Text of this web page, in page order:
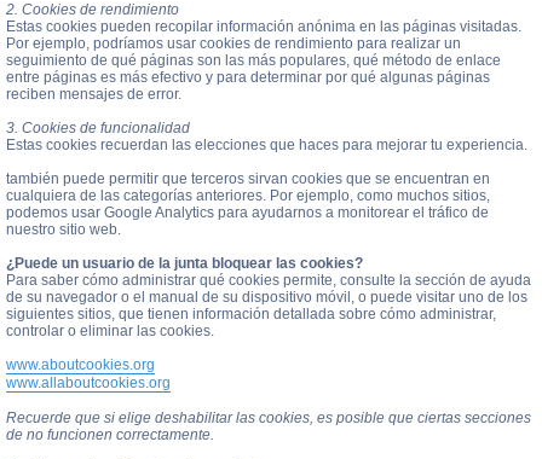
2. Cookies de rendimiento
Estas cookies pueden recopilar información anónima en las páginas visitadas.
Por ejemplo, podríamos usar cookies de rendimiento para realizar un
seguimiento de qué páginas son las más populares, qué método de enlace
entre páginas es más efectivo y para determinar por qué algunas páginas
reciben mensajes de error.
3. Cookies de funcionalidad
Estas cookies recuerdan las elecciones que haces para mejorar tu experiencia.
también puede permitir que terceros sirvan cookies que se encuentran en
cualquiera de las categorías anteriores. Por ejemplo, como muchos sitios,
podemos usar Google Analytics para ayudarnos a monitorear el tráfico de
nuestro sitio web.
¿Puede un usuario de la junta bloquear las cookies?
Para saber cómo administrar qué cookies permite, consulte la sección de ayuda
de su navegador o el manual de su dispositivo móvil, o puede visitar uno de los
siguientes sitios, que tienen información detallada sobre cómo administrar,
controlar o eliminar las cookies.
www.aboutcookies.org
www.allaboutcookies.org
Recuerde que si elige deshabilitar las cookies, es posible que ciertas secciones
de no funcionen correctamente.